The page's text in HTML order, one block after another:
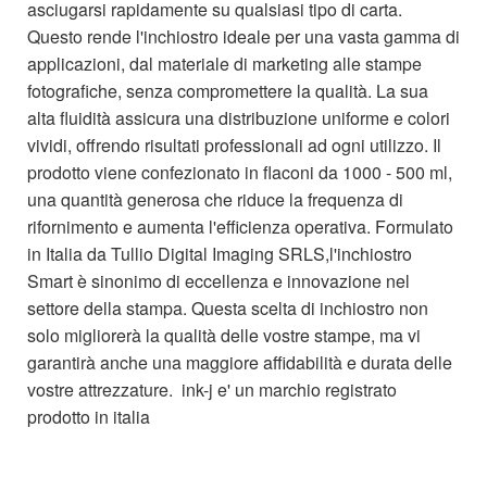
asciugarsi rapidamente su qualsiasi tipo di carta.
Questo rende l'inchiostro ideale per una vasta gamma di
applicazioni, dal materiale di marketing alle stampe
fotografiche, senza compromettere la qualità. La sua
alta fluidità assicura una distribuzione uniforme e colori
vividi, offrendo risultati professionali ad ogni utilizzo. Il
prodotto viene confezionato in flaconi da 1000 - 500 ml,
una quantità generosa che riduce la frequenza di
rifornimento e aumenta l'efficienza operativa. Formulato
in Italia da Tullio Digital Imaging SRLS,l'inchiostro
Smart è sinonimo di eccellenza e innovazione nel
settore della stampa. Questa scelta di inchiostro non
solo migliorerà la qualità delle vostre stampe, ma vi
garantirà anche una maggiore affidabilità e durata delle
vostre attrezzature. ink-j e' un marchio registrato
prodotto in italia